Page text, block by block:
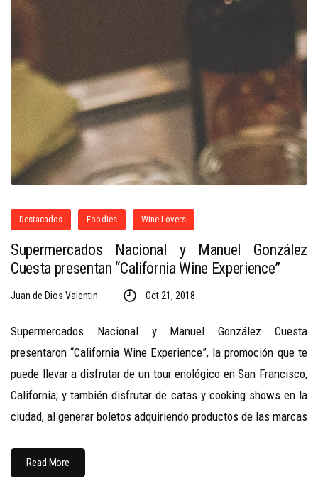
Destacados Foodies Wine Lovers
Supermercados Nacional y Manuel González
Cuesta presentan “California Wine Experience”
Juan de Dios Valentin Oct 21, 2018
Supermercados Nacional y Manuel González Cuesta
presentaron “California Wine Experience”, la promoción que te
puede llevar a disfrutar de un tour enológico en San Francisco,
California; y también disfrutar de catas y cooking shows en la
ciudad, al generar boletos adquiriendo productos de las marcas
Read More